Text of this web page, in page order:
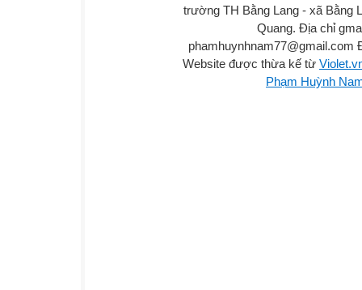
trường TH Bằng Lang - xã Bằng
Quang. Địa chỉ
phamhuynhnam77@gmail.com
Website được thừa kế từ
Phạm Huỳnh